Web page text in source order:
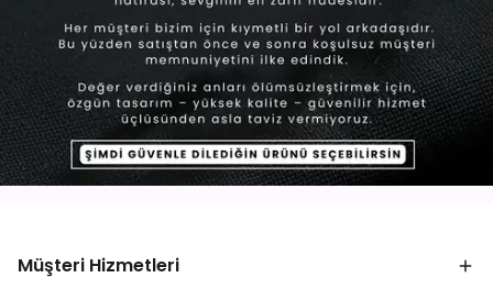
Müşteri Hizmetleri